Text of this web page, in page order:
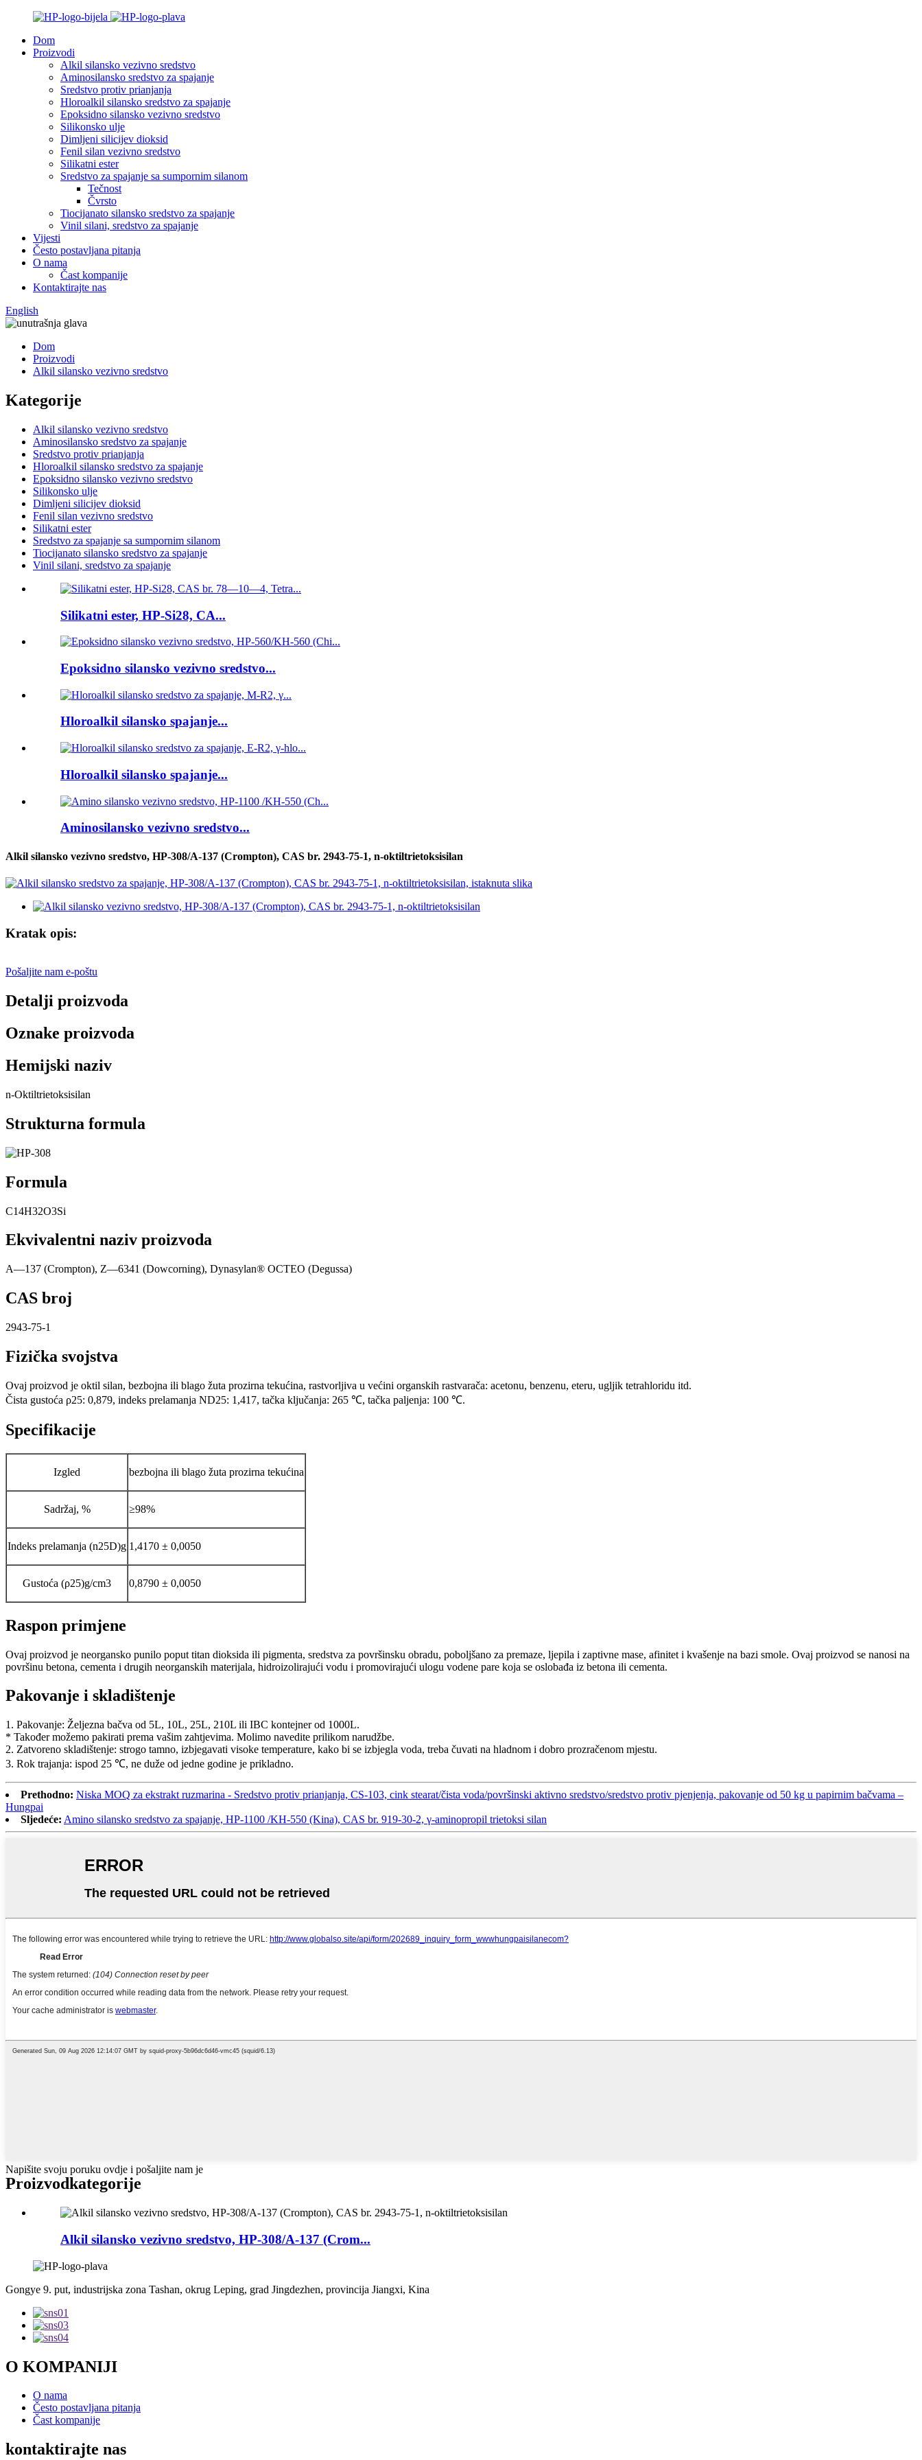
Dom
Proizvodi
Alkil silansko vezivno sredstvo
Aminosilansko sredstvo za spajanje
Sredstvo protiv prianjanja
Hloroalkil silansko sredstvo za spajanje
Epoksidno silansko vezivno sredstvo
Silikonsko ulje
Dimljeni silicijev dioksid
Fenil silan vezivno sredstvo
Silikatni ester
Sredstvo za spajanje sa sumpornim silanom
Tečnost
Čvrsto
Tiocijanato silansko sredstvo za spajanje
Vinil silani, sredstvo za spajanje
Vijesti
Često postavljana pitanja
O nama
Čast kompanije
Kontaktirajte nas
English
Dom
Proizvodi
Alkil silansko vezivno sredstvo
Kategorije
Alkil silansko vezivno sredstvo
Aminosilansko sredstvo za spajanje
Sredstvo protiv prianjanja
Hloroalkil silansko sredstvo za spajanje
Epoksidno silansko vezivno sredstvo
Silikonsko ulje
Dimljeni silicijev dioksid
Fenil silan vezivno sredstvo
Silikatni ester
Sredstvo za spajanje sa sumpornim silanom
Tiocijanato silansko sredstvo za spajanje
Vinil silani, sredstvo za spajanje
Silikatni ester, HP-Si28, CA...
Epoksidno silansko vezivno sredstvo...
Hloroalkil silansko spajanje...
Hloroalkil silansko spajanje...
Aminosilansko vezivno sredstvo...
Alkil silansko vezivno sredstvo, HP-308/A-137 (Crompton), CAS br. 2943-75-1, n-oktiltrietoksisilan
Kratak opis:
Pošaljite nam e-poštu
Detalji proizvoda
Oznake proizvoda
Hemijski naziv
n-Oktiltrietoksisilan
Strukturna formula
Formula
C14H32O3Si
Ekvivalentni naziv proizvoda
A—137 (Crompton), Z—6341 (Dowcorning), Dynasylan® OCTEO (Degussa)
CAS broj
2943-75-1
Fizička svojstva
Ovaj proizvod je oktil silan, bezbojna ili blago žuta prozirna tekućina, rastvorljiva u većini organskih rastvarača: acetonu, benzenu, eteru, ugljik tetrahloridu itd.
Čista gustoća ρ25: 0,879, indeks prelamanja ND25: 1,417, tačka ključanja: 265 ℃, tačka paljenja: 100 ℃.
Specifikacije
Izgled bezbojna ili blago žuta prozirna tekućina
Sadržaj, % ≥98%
Indeks prelamanja (n25D)g 1,4170 ± 0,0050
Gustoća (ρ25)g/cm3 0,8790 ± 0,0050
Raspon primjene
Ovaj proizvod je neorgansko punilo poput titan dioksida ili pigmenta, sredstva za površinsku obradu, poboljšano za premaze, ljepila i zaptivne mase, afinitet i kvašenje na bazi smole. Ovaj proizvod se nanosi na
površinu betona, cementa i drugih neorganskih materijala, hidroizolirajući vodu i promovirajući ulogu vodene pare koja se oslobađa iz betona ili cementa.
Pakovanje i skladištenje
1. Pakovanje: Željezna bačva od 5L, 10L, 25L, 210L ili IBC kontejner od 1000L.
* Također možemo pakirati prema vašim zahtjevima. Molimo navedite prilikom narudžbe.
2. Zatvoreno skladištenje: strogo tamno, izbjegavati visoke temperature, kako bi se izbjegla voda, treba čuvati na hladnom i dobro prozračenom mjestu.
3. Rok trajanja: ispod 25 ℃, ne duže od jedne godine je prikladno.
Prethodno: Niska MOQ za ekstrakt ruzmarina - Sredstvo protiv prianjanja, CS-103, cink stearat/čista voda/površinski aktivno sredstvo/sredstvo protiv pjenjenja, pakovanje od 50 kg u papirnim bačvama –
Hungpai
Sljedeće: Amino silansko sredstvo za spajanje, HP-1100 /KH-550 (Kina), CAS br. 919-30-2, γ-aminopropil trietoksi silan
Napišite svoju poruku ovdje i pošaljite nam je
Proizvodkategorije
Alkil silansko vezivno sredstvo, HP-308/A-137 (Crom...
Gongye 9. put, industrijska zona Tashan, okrug Leping, grad Jingdezhen, provincija Jiangxi, Kina
O KOMPANIJI
O nama
Često postavljana pitanja
Čast kompanije
kontaktirajte nas